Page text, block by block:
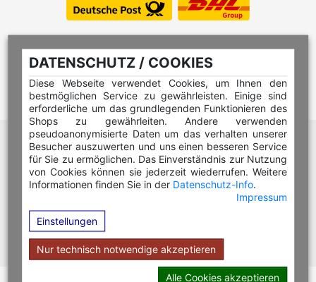
DATENSCHUTZ / COOKIES
Diese Webseite verwendet Cookies, um Ihnen den
bestmöglichen Service zu gewährleisten. Einige sind
erforderliche um das grundlegenden Funktionieren des
Shops zu gewährleiten. Andere verwenden
pseudoanonymisierte Daten um das verhalten unserer
Besucher auszuwerten und uns einen besseren Service
für Sie zu ermöglichen. Das Einverständnis zur Nutzung
von Cookies können sie jederzeit wiederrufen. Weitere
Informationen finden Sie in der Datenschutz-Info.
Impressum
Einstellungen
Nur technisch notwendige akzeptieren
Alle Cookies akzeptieren
Hilfe Editor
Hilfe Multicolorstempel
Hilfe Rundstempel
Hilfe Stempelkissen wechseln
Hilfe Stempelplatte wechseln